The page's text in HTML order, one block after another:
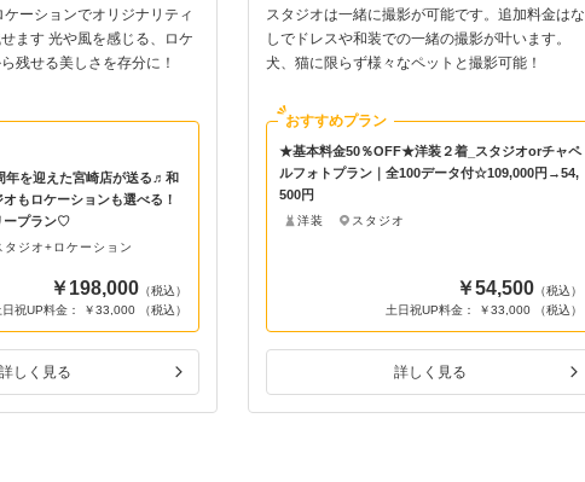
ーションでオリジナリティ
ます 光や風を感じる、ロケ
残せる美しさを存分に！
年を迎えた宮崎店が送る♬和
もロケーションも選べる！
ープラン♡
タジオ+ロケーション
￥198,000（税込）
日祝UP料金： ￥33,000 （税込）
詳しく見る
スタジオは一緒に撮影が可能です。追加料金はな
しでドレスや和装での一緒の撮影が叶います。
犬、猫に限らず様々なペットと撮影可能！
おすすめプラン
★基本料金50％OFF★洋装２着_スタジオorチャペ
ルフォトプラン｜全100データ付☆109,000円→54,
500円
洋装 スタジオ
￥54,500（税込）
土日祝UP料金： ￥33,000 （税込）
詳しく見る